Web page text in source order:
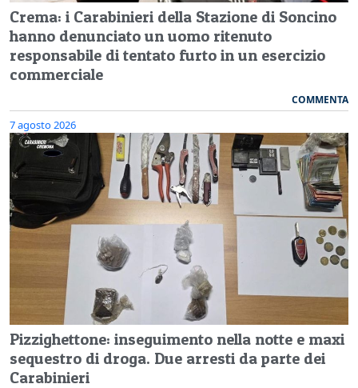
Crema: i Carabinieri della Stazione di Soncino
hanno denunciato un uomo ritenuto
responsabile di tentato furto in un esercizio
commerciale
COMMENTA
7 agosto 2026
Pizzighettone: inseguimento nella notte e maxi
sequestro di droga. Due arresti da parte dei
Carabinieri